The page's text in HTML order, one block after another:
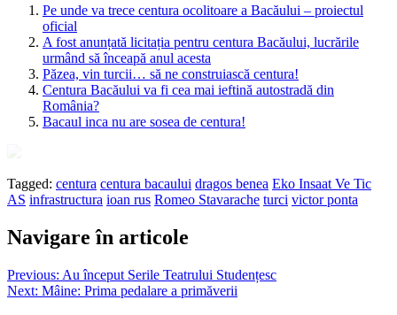
Pe unde va trece centura ocolitoare a Bacăului – proiectul
oficial
A fost anunțată licitația pentru centura Bacăului, lucrările
urmând să înceapă anul acesta
Păzea, vin turcii… să ne construiască centura!
Centura Bacăului va fi cea mai ieftină autostradă din
România?
Bacaul inca nu are sosea de centura!
Tagged: centura centura bacaului dragos benea Eko Insaat Ve Tic
AS infrastructura ioan rus Romeo Stavarache turci victor ponta
Navigare în articole
Previous: Au început Serile Teatrului Studențesc
Next: Mâine: Prima pedalare a primăverii